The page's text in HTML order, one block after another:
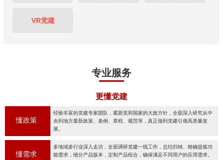
VR党建
专业服务
更懂党建
懂政策
经验丰富的党建专家团队，紧跟党和国家的大政方针，全面深入研究从中
央到地方最新政策、条例、章程、规范等，真正做到党建引领高质量发
展。
懂需求
多地域多行业深入走访，全面调研党建一线工作，总结归纳、精确提炼功
能需求，细分产品版本，定制产品组合，确保满足不同用户的应用需求。